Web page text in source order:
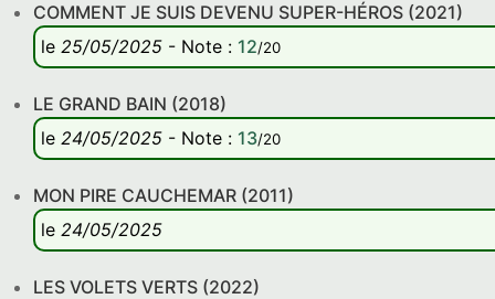
COMMENT JE SUIS DEVENU SUPER-HÉROS (2021)
le 25/05/2025 - Note : 12/20
LE GRAND BAIN (2018)
le 24/05/2025 - Note : 13/20
MON PIRE CAUCHEMAR (2011)
le 24/05/2025
LES VOLETS VERTS (2022)